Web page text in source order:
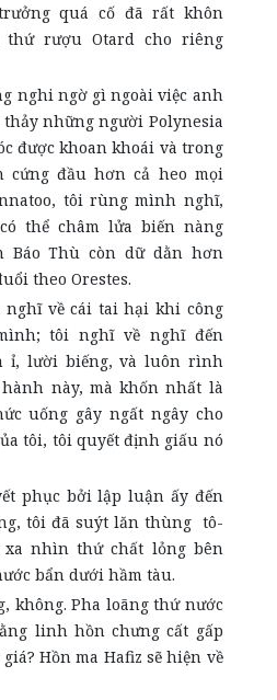
quá cố đã rất khôn
thứ rượu Otard cho riêng
ngờ gì ngoài việc anh
những người Polynesia
được khoan khoái và trong
cứng đầu hơn cả heo mọi
tôi rùng mình nghĩ,
thể châm lửa biến nàng
Báo Thù còn dữ dằn hơn
theo Orestes.
nghĩ về cái tai hại khi công
tôi nghĩ về nghĩ đến
ỉ, lười biếng, và luôn rình
này, mà khốn nhất là
uống gây ngất ngây cho
tôi, tôi quyết định giấu nó
bởi lập luận ấy đến
tôi đã suýt lăn thùng tô-
nhìn thứ chất lỏng bên
bẩn dưới hầm tàu.
Pha loãng thứ nước
linh hồn chưng cất gấp
Hồn ma Hafiz sẽ hiện về